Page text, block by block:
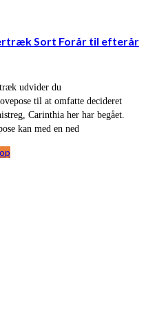
Sort Forår til efterår
udvider du
til at omfatte decideret
Carinthia her har begået.
kan med en ned